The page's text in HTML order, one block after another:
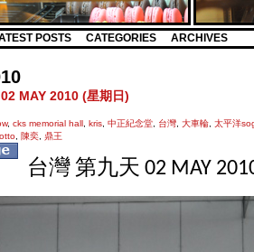
POSTS CATEGORIES ARCHIVES
MAY 2010 (星期日)
, cks memorial hall kris 中正紀念堂 台灣 大車輪 太平洋
陳奕 鼎王
台灣 第九天 02 MAY